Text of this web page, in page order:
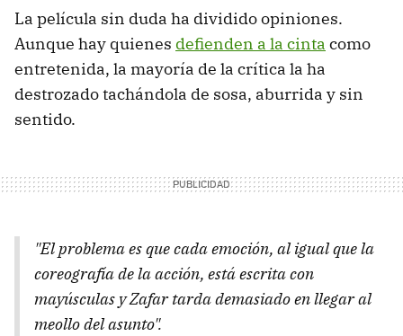
La película sin duda ha dividido opiniones.
Aunque hay quienes defienden a la cinta como
entretenida, la mayoría de la crítica la ha
destrozado tachándola de sosa, aburrida y sin
sentido.
"El problema es que cada emoción, al igual que la
coreografía de la acción, está escrita con
mayúsculas y Zafar tarda demasiado en llegar al
meollo del asunto".